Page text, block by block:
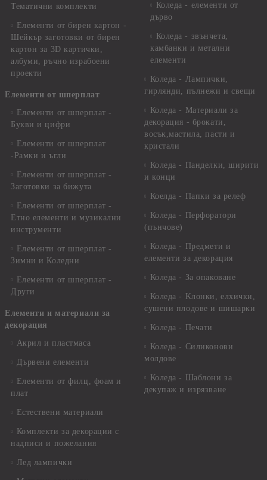
Тематични комплекти
Елементи от бирен картон -
Шейкър заготовки от бирен
картон за 3D картички,
албуми, ръчно израбоени
проекти
Елементи от шперплат
Елементи от шперплат -
Букви и цифри
Елементи от шперплат
-Рамки и ъгли
Елементи от шперплат -
Заготовки за бижута
Елементи от шперплат -
Етно елементи и музикални
инструменти
Елементи от шперплат -
Зимни и Коледни
Елементи от шперплат -
Други
Елементи и материали за
декорация
Акрил и пластмаса
Дървени елементи
Елементи от филц, фоам и
плат
Естествени материали
Комплекти за декорации с
надписи и пожелания
Лед лампички
Коледа - елементи от
дърво
Коледа - звънчета,
камбанки и метални
елементи
Коледа - Лампички,
гирлянди, пълнежи и свещи
Коледа - Материали за
декорация - брокати,
восък,мастила, пасти и
кристали
Коледа - Панделки, ширити
и конци
Коелда - Папки за релеф
Коледа - Перфоратори
(пънчове)
Коледа - Предмети и
елементи за декорация
Коледа - За опаковане
Коледа - Kлонки, елхички,
сушени плодове и шишарки
Коледа - Печати
Коледа - Силиконови
молдове
Коледа - Шаблони за
декупаж и изрязване